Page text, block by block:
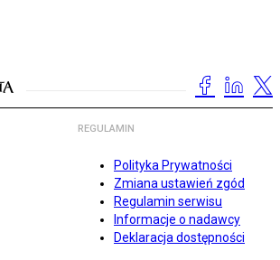
REGULAMIN
Polityka Prywatności
Zmiana ustawień zgód
Regulamin serwisu
Informacje o nadawcy
Deklaracja dostępności